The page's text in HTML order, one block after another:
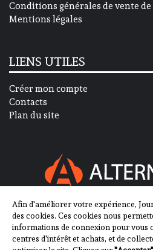
Conditions générales de vente
Mentions légales
LIENS UTILES
Créer mon compte
Contacts
Plan du site
SUIVEZ-NOUS SUR
Afin d'améliorer votre expérience,
des cookies. Ces cookies nous
informations de connexion pour vous
centres d'intérêt et achats, et de